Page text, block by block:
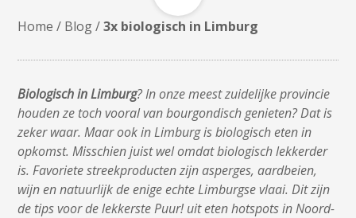
Home / Blog/3x biologisch in Limburg
Biologisch in Limburg? In onze meest zuidelijke provincie
houden ze toch vooral van bourgondisch genieten? Dat is
zeker waar. Maar ook in Limburg is biologisch eten in
opkomst. Misschien juist wel omdat biologisch lekkerder
is. Favoriete streekproducten zijn asperges, aardbeien,
wijn en natuurlijk de enige echte Limburgse vlaai. Dit zijn
de tips voor de lekkerste Puur! uit eten hotspots in Noord-